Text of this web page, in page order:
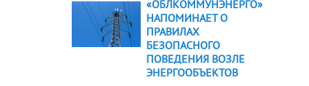
«ОБЛКОММУНЭНЕРГО»
НАПОМИНАЕТ О
ПРАВИЛАХ
БЕЗОПАСНОГО
ПОВЕДЕНИЯ ВОЗЛЕ
ЭНЕРГООБЪЕКТОВ